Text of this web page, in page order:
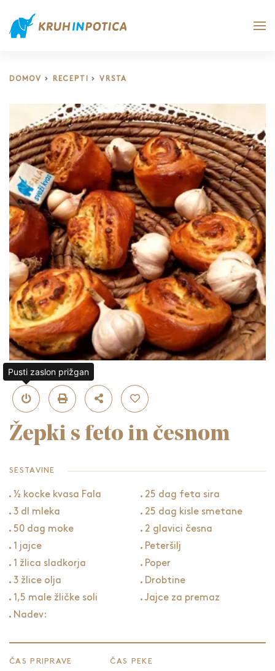
DOMOV RECEPTI VRSTA
Žepki s feto in česnom
SESTAVINE
½ kocke kvasa Fala
3 dl mleka
50 dag moke
1 jajce
1 žlica sladkorja
3 žlice olja
1,5 male žličke soli
Nadev:
25 dag feta sira
25 dag kisle smetane
2 glavici česna
Peteršilj
Poper
Drobtine
Jajce za premaz
ČAS PRIPRAVE ČAS PEKE
Pusti zaslon prižgan